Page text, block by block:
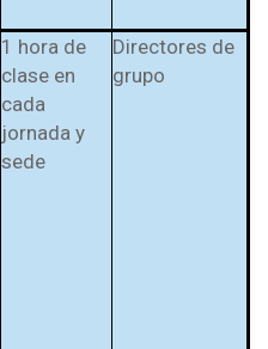
1 hora de
clase en
cada
jornada y
sede
Directores de
grupo